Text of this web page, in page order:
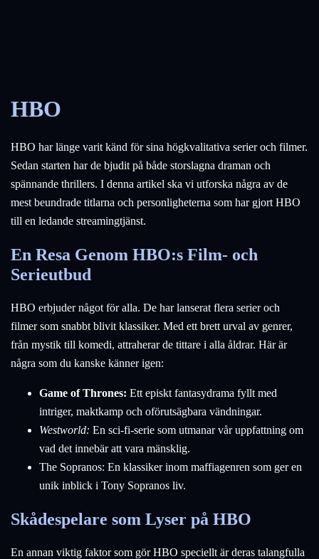
HBO
HBO har länge varit känd för sina högkvalitativa serier och filmer.
Sedan starten har de bjudit på både storslagna draman och
spännande thrillers. I denna artikel ska vi utforska några av de
mest beundrade titlarna och personligheterna som har gjort HBO
till en ledande streamingtjänst.
En Resa Genom HBO:s Film- och
Serieutbud
HBO erbjuder något för alla. De har lanserat flera serier och
filmer som snabbt blivit klassiker. Med ett brett urval av genrer,
från mystik till komedi, attraherar de tittare i alla åldrar. Här är
några som du kanske känner igen:
Game of Thrones: Ett episkt fantasydrama fyllt med
intriger, maktkamp och oförutsägbara vändningar.
Westworld: En sci-fi-serie som utmanar vår uppfattning om
vad det innebär att vara mänsklig.
The Sopranos: En klassiker inom maffiagenren som ger en
unik inblick i Tony Sopranos liv.
Skådespelare som Lyser på HBO
En annan viktig faktor som gör HBO speciellt är deras talangfulla